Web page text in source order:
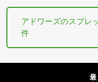
アドワーズのスプレ
件